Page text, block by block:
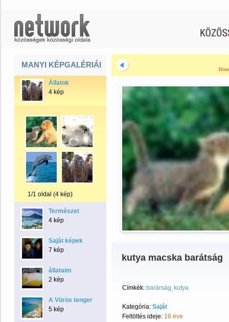
MANYI KÉPGALÉRIÁI
Állatok
4 kép
1/1 oldal (4 kép)
Természet
4 kép
Saját képek
7 kép
állataim
2 kép
A Vörös tenger
5 kép
kutya macska barátság
Címkék: barárság kutya
Kategória: Saját
Feltöltés ideje: 18 éve